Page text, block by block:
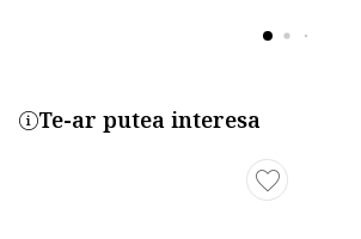
Te-ar putea interesa